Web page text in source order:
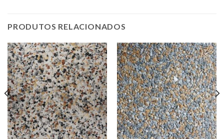
PRODUTOS RELACIONADOS